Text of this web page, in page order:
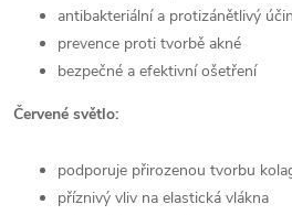
antibakteriální a protizánětlivý
prevence proti tvorbě akné
bezpečné a efektivní ošetření
Červené světlo:
podporuje přirozenou tvorbu
příznivý vliv na elastická vlákna